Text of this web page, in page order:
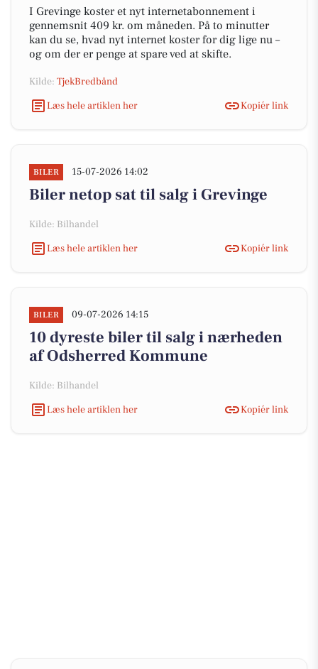
I Grevinge koster et nyt internetabonnement i
gennemsnit 409 kr. om måneden. På to minutter
kan du se, hvad nyt internet koster for dig lige nu –
og om der er penge at spare ved at skifte.
Kilde: TjekBredbånd
Læs hele artiklen her
Kopiér link
BILER 15-07-2026 14:02
Biler netop sat til salg i Grevinge
Kilde: Bilhandel
Læs hele artiklen her
Kopiér link
BILER 09-07-2026 14:15
10 dyreste biler til salg i nærheden
af Odsherred Kommune
Kilde: Bilhandel
Læs hele artiklen her
Kopiér link